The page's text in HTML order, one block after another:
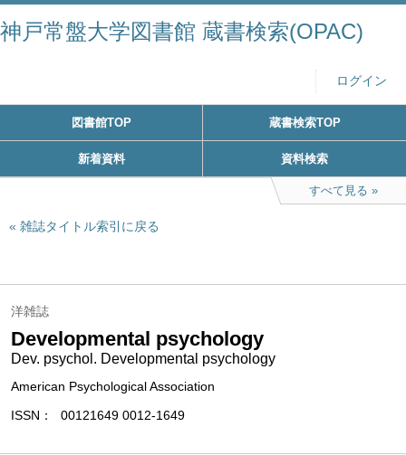
神戸常盤大学図書館 蔵書検索(OPAC)
ログイン
図書館TOP 蔵書検索TOP
新着資料 資料検索
すべて見る
雑誌タイトル索引に戻る
洋雑誌
Developmental psychology
Dev. psychol. Developmental psychology
American Psychological Association
ISSN
00121649 0012-1649